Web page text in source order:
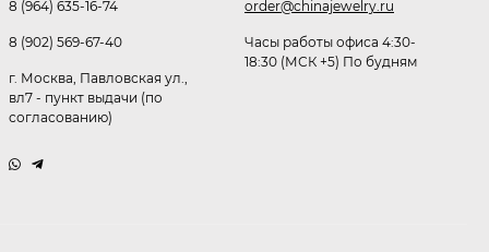
Очки P96397
369,10₽
8 (964) 635-16-74
8 (902) 569-67-40
г. Москва, Павловская ул.,
вл7 - пункт выдачи (по
согласованию)
order@chinajewelry.ru
Часы работы офиса 4:30-
18:30 (МСК +5) По будням